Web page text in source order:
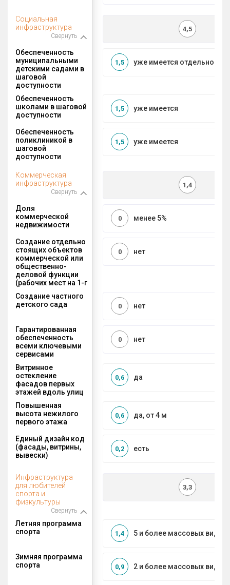
Социальная
инфраструктура
Свернуть
4,5
Обеспеченность
муниципальными
детскими садами в
шаговой
доступности
уже имеется
1,5
Обеспеченность
школами в шаговой
доступности
уже имеется
1,5
Обеспеченность
поликлиникой в
шаговой
доступности
уже имеется
1,5
Коммерческая
инфраструктура
Свернуть
1,4
Доля
коммерческой
недвижимости
менее 5%
0
Создание отдельно
стоящих объектов
коммерческой или
общественно-
деловой функции
(рабочих мест на 1-г
нет
0
Создание частного
детского сада
нет
0
Гарантированная
обеспеченность
всеми ключевыми
сервисами
нет
0
Витринное
остекление
фасадов первых
этажей вдоль улиц
да
0,6
Повышенная
высота нежилого
первого этажа
да, от 4 м
0,6
Единый дизайн код
(фасады, витрины,
вывески)
есть
0,2
Инфраструктура
для любителей
спорта и
физкультуры
Свернуть
3,3
Летняя программа
спорта
5 и более массовых видов
1,4
Зимняя программа
спорта
2 и более массовых видов
0,9